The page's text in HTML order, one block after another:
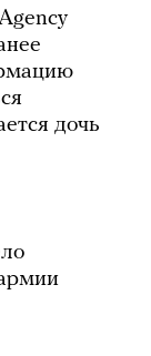
дочь